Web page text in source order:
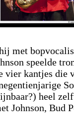
met
speelde
vier kantjes die
heel
Johnson, Bud